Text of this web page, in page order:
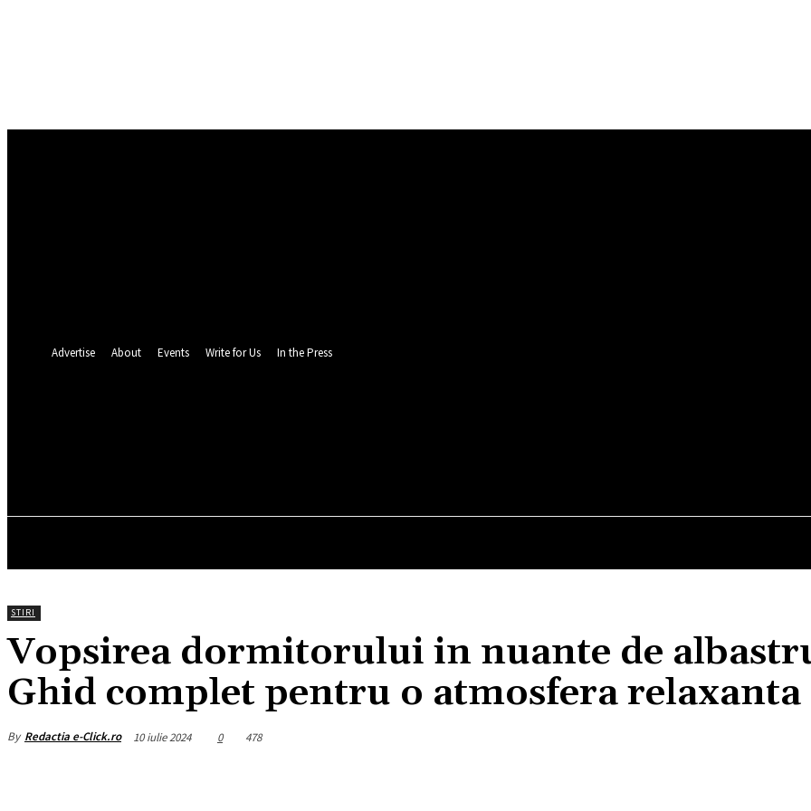
Advertise About Events Write for Us In the Press
STIRI
Vopsirea dormitorului in nuante de
Ghid complet pentru o atmosfera relaxanta
By Redactia e-Click.ro 10 iulie 2024 0 478